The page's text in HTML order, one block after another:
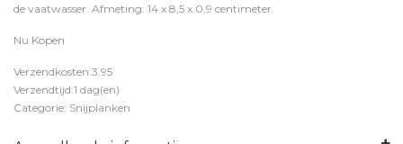
de vaatwasser. Afmeting: 14 x 8,5 x 0,9 centimeter.
Nu Kopen
Verzendkosten:3.95
Verzendtijd:1 dag(en)
Categorie: Snijplanken